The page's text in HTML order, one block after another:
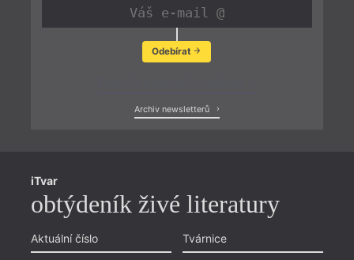
Odebírat
Archiv newsletterů
iTvar
obtýdeník živé literatury
Aktuální číslo
Tvárnice